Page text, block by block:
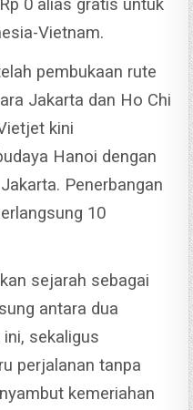
0 alias gratis untuk
Vietnam.
pembukaan rute
Jakarta dan Ho Chi
kini
Hanoi dengan
Penerbangan
10
sejarah sebagai
antara dua
sekaligus
perjalanan tanpa
kemeriahan